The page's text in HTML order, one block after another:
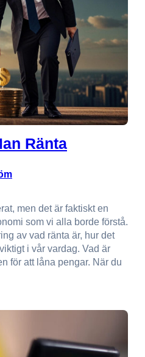
Ränta
men det är faktiskt en
som vi alla borde förstå.
av vad ränta är, hur det
i vår vardag. Vad är
för att låna pengar. När du